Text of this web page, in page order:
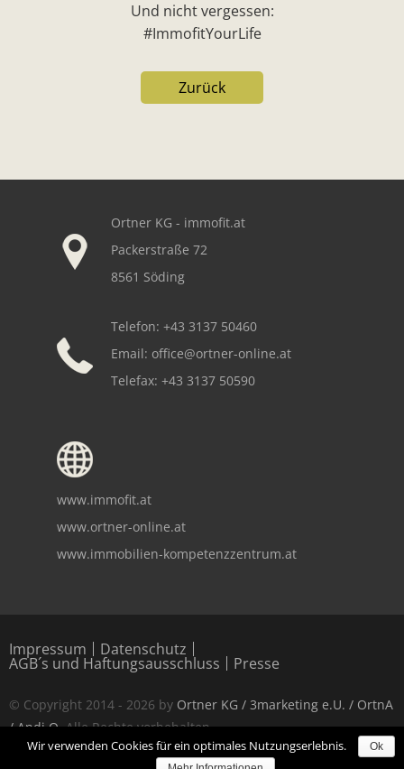
Und nicht vergessen:
#ImmofitYourLife
Zurück
Ortner KG - immofit.at
Packerstraße 72
8561 Söding
Telefon: +43 3137 50460
Email: office@ortner-online.at
Telefax: +43 3137 50590
www.immofit.at
www.ortner-online.at
www.immobilien-kompetenzzentrum.at
Impressum
Datenschutz
AGB´s und Haftungsausschluss Presse
© Copyright 2014 - 2026 by Ortner KG / 3marketing e.U. / OrtnA
/ Andi O. Alle Rechte vorbehalten.
Alle Angaben ohne Gewähr.
Wir verwenden Cookies für ein optimales Nutzungserlebnis.
Ok